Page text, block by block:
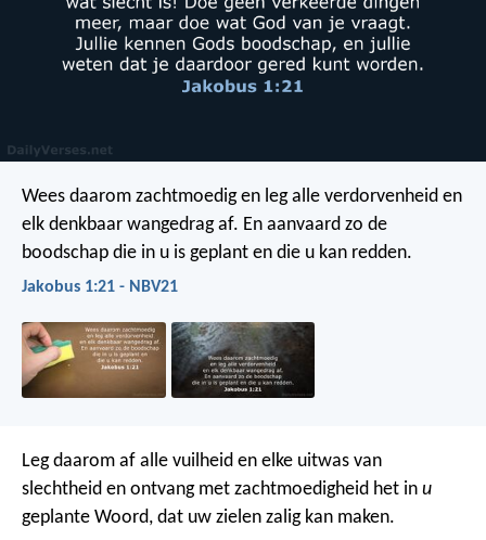
Wees daarom zachtmoedig en leg alle verdorvenheid en
elk denkbaar wangedrag af. En aanvaard zo de
boodschap die in u is geplant en die u kan redden.
Jakobus 1:21 - NBV21
Leg daarom af alle vuilheid en elke uitwas van
slechtheid en ontvang met zachtmoedigheid het in u
geplante Woord, dat uw zielen zalig kan maken.